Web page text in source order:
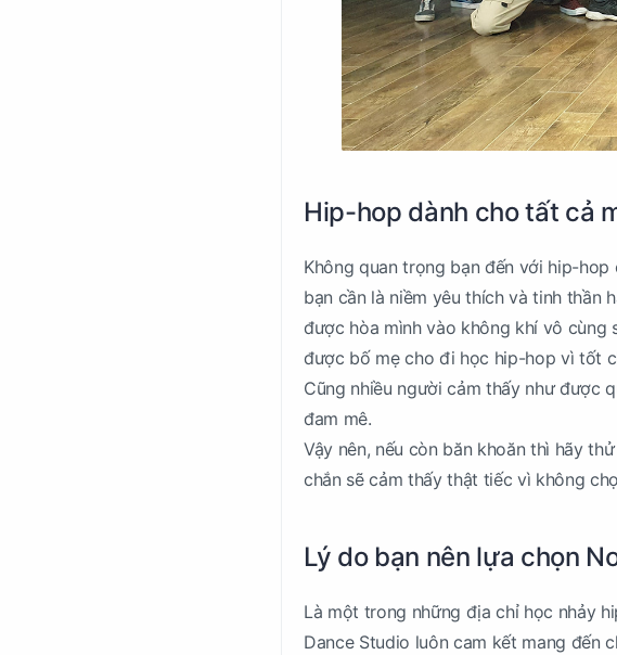
Hip-hop dành cho tất cả
Không quan trọng bạn đến với hip-
bạn cần là niềm yêu thích và tinh thần
được hòa mình vào không khí vô cùng
được bố mẹ cho đi học hip-hop vì tốt
Cũng nhiều người cảm thấy như được
đam mê.
Vậy nên, nếu còn băn khoăn thì hãy
chắn sẽ cảm thấy thật tiếc vì không
Lý do bạn nên lựa chọn
Là một trong những địa chỉ học nhảy
Dance Studio luôn cam kết mang đến